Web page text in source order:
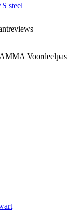
steel
Voordeelpas